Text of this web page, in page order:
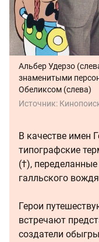
Альбер Удерзо
знаменитыми
Обеликсом (слева)
Источник:
В качестве имен
типографские
(†),
галльского
Герои
встречают
создатели